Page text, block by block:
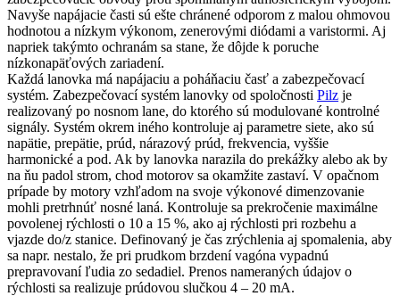
Navyše napájacie časti sú ešte chránené odporom z malou ohmovou
hodnotou a nízkym výkonom, zenerovými diódami a varistormi. Aj
napriek takýmto ochranám sa stane, že dôjde k poruche
nízkonapäťových zariadení.
Každá lanovka má napájaciu a poháňaciu časť a zabezpečovací
systém. Zabezpečovací systém lanovky od spoločnosti Pilz je
realizovaný po nosnom lane, do ktorého sú modulované kontrolné
signály. Systém okrem iného kontroluje aj parametre siete, ako sú
napätie, prepätie, prúd, nárazový prúd, frekvencia, vyššie
harmonické a pod. Ak by lanovka narazila do prekážky alebo ak by
na ňu padol strom, chod motorov sa okamžite zastaví. V opačnom
prípade by motory vzhľadom na svoje výkonové dimenzovanie
mohli pretrhnúť nosné laná. Kontroluje sa prekročenie maximálne
povolenej rýchlosti o 10 a 15 %, ako aj rýchlosti pri rozbehu a
vjazde do/z stanice. Definovaný je čas zrýchlenia aj spomalenia, aby
sa napr. nestalo, že pri prudkom brzdení vagóna vypadnú
prepravovaní ľudia zo sedadiel. Prenos nameraných údajov o
rýchlosti sa realizuje prúdovou slučkou 4 – 20 mA.